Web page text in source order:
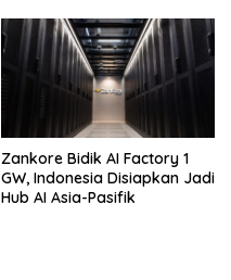
Zankore Bidik AI Factory 1
GW, Indonesia Disiapkan Jadi
Hub AI Asia-Pasifik